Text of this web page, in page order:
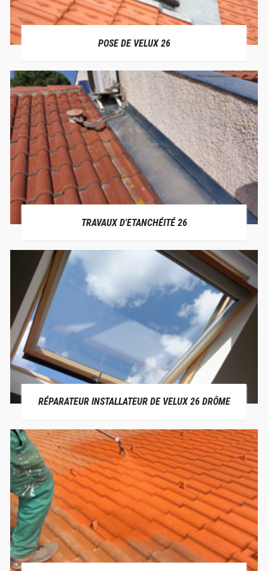
POSE DE VELUX 26
TRAVAUX D'ETANCHÉITÉ 26
RÉPARATEUR INSTALLATEUR DE VELUX 26 DRÔME